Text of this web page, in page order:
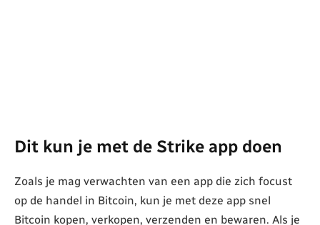
Dit kun je met de Strike app doen
Zoals je mag verwachten van een app die zich focust
op de handel in Bitcoin, kun je met deze app snel
Bitcoin kopen, verkopen, verzenden en bewaren. Als je